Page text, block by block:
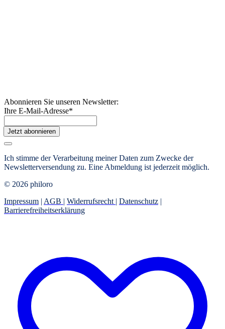
Abonnieren Sie unseren Newsletter:
Ihre E-Mail-Adresse*
Jetzt abonnieren
Ich stimme der Verarbeitung meiner Daten zum Zwecke der
Newsletterversendung zu. Eine Abmeldung ist jederzeit möglich.
© 2026 philoro
Impressum | AGB | Widerrufsrecht | Datenschutz |
Barrierefreiheitserklärung